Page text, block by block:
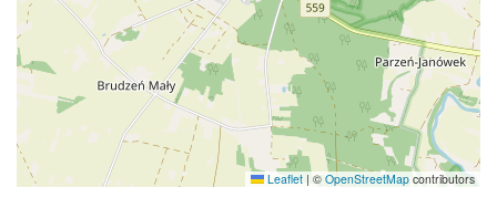
Leaflet | © OpenStreetMap contributors